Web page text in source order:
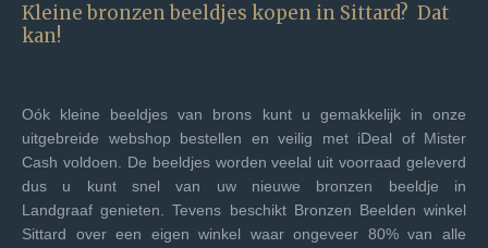
Kleine bronzen beeldjes kopen in Sittard? Dat
kan!
Oók kleine beeldjes van brons kunt u gemakkelijk in onze
uitgebreide webshop bestellen en veilig met iDeal of Mister
Cash voldoen. De beeldjes worden veelal uit voorraad geleverd
dus u kunt snel van uw nieuwe bronzen beeldje in
Landgraaf genieten. Tevens beschikt Bronzen Beelden winkel
Sittard over een eigen winkel waar ongeveer 80% van alle